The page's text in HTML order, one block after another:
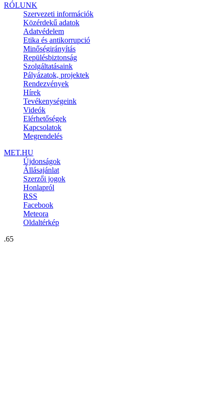
RÓLUNK
Szervezeti információk
Közérdekű adatok
Adatvédelem
Etika és antikorrupció
Minőségirányítás
Repülésbiztonság
Szolgáltatásaink
Pályázatok, projektek
Rendezvények
Hírek
Tevékenységeink
Videók
Elérhetőségek
Kapcsolatok
Megrendelés
MET.HU
Újdonságok
Állásajánlat
Szerzői jogok
Honlapról
RSS
Facebook
Meteora
Oldaltérkép
.65